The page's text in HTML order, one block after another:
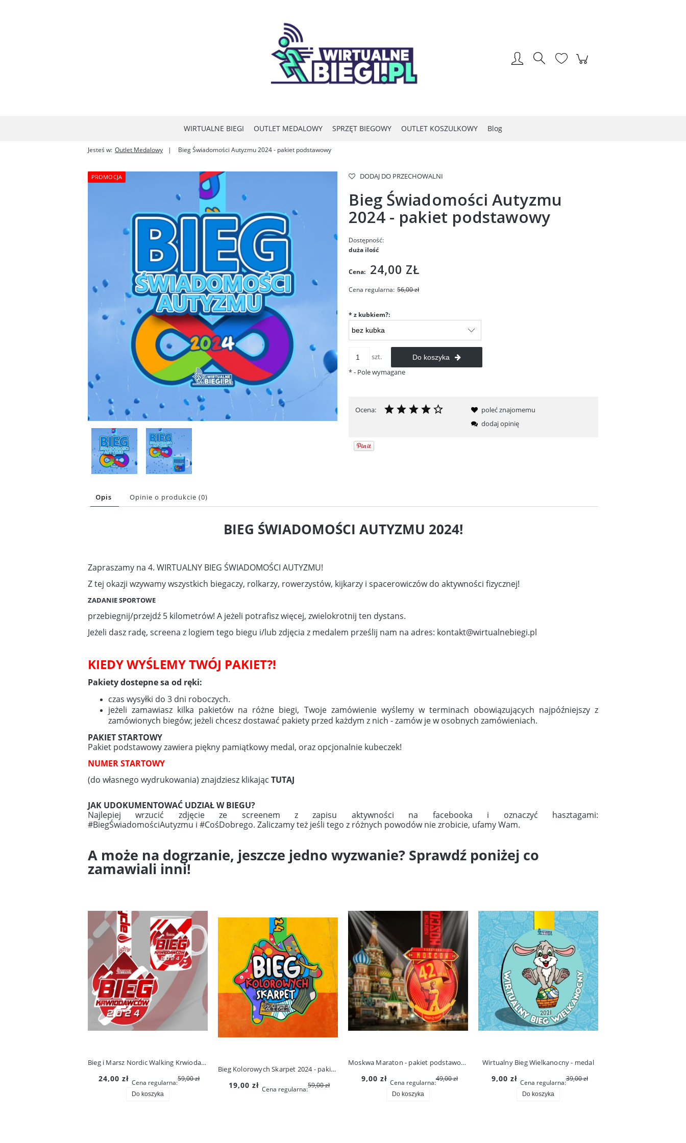
WIRTUALNE BIEGI OUTLET MEDALOWY SPRZĘT BIEGOWY OUTLET KOSZULKOWY Blog
Jesteś w: Outlet Medalowy Bieg Świadomości Autyzmu 2024 - pakiet podstawowy
PROMOCJA DODAJ DO PRZECHOWALNI
Bieg Świadomości Autyzmu
2024 - pakiet podstawowy
Dostępność:
duża ilość
Cena: 24,00 ZŁ
Cena regularna: 56,00 zł
* z kubkiem?:
szt. Do koszyka
*- Pole wymagane
Ocena:
poleć znajomemu
dodaj opinię
Opis Opinie o produkcie (0)
BIEG ŚWIADOMOŚCI AUTYZMU 2024!
Zapraszamy na 4. WIRTUALNY BIEG ŚWIADOMOŚCI AUTYZMU!
Z tej okazji wzywamy wszystkich biegaczy, rolkarzy, rowerzystów, kijkarzy i spacerowiczów do aktywności fizycznej!
ZADANIE SPORTOWE
przebiegnij/przejdź 5 kilometrów! A jeżeli potrafisz więcej, zwielokrotnij ten dystans.
Jeżeli dasz radę, screena z logiem tego biegu i/lub zdjęcia z medalem prześlij nam na adres: kontakt@wirtualnebiegi.pl
KIEDY WYŚLEMY TWÓJ PAKIET?!
Pakiety dostepne sa od ręki:
czas wysyłki do 3 dni roboczych.
jeżeli zamawiasz kilka pakietów na różne biegi, Twoje zamówienie wyślemy w terminach obowiązujących najpóźniejszy z
zamówionych biegów; jeżeli chcesz dostawać pakiety przed każdym z nich - zamów je w osobnych zamówieniach.
PAKIET STARTOWY
Pakiet podstawowy zawiera piękny pamiątkowy medal, oraz opcjonalnie kubeczek!
NUMER STARTOWY
(do własnego wydrukowania) znajdziesz klikając TUTAJ
JAK UDOKUMENTOWAĆ UDZIAŁ W BIEGU?
Najlepiej wrzucić zdjęcie ze screenem z zapisu aktywności na facebooka i oznaczyć hasztagami:
#BiegŚwiadomościAutyzmu i #CośDobrego. Zaliczamy też jeśli tego z różnych powodów nie zrobicie, ufamy Wam.
A może na dogrzanie, jeszcze jedno wyzwanie? Sprawdź poniżej co
zamawiali inni!
Bieg i Marsz Nordic Walking Krwiodawców 2024 - pakiet podstawowy
24,00 zł Cena regularna:59,00 zł
Do koszyka
Bieg Kolorowych Skarpet 2024 - pakiet podstawowy
19,00 zł Cena regularna:59,00 zł
Moskwa Maraton - pakiet podstawowy (medal, kubek)
9,00 zł Cena regularna:49,00 zł
Do koszyka
Wirtualny Bieg Wielkanocny - medal
9,00 zł Cena regularna:39,00 zł
Do koszyka